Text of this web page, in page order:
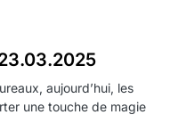
aujourd’hui, les
une touche de magie